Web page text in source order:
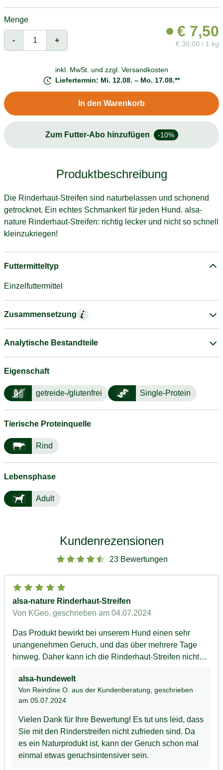
Menge
- +
€ 7,50
€ 30,00 / 1 kg
inkl. MwSt. und zzgl. Versandkosten
Liefertermin: Mi. 12.08. – Mo. 17.08.**
In den Warenkorb
Zum Futter-Abo hinzufügen -10%
Produktbeschreibung
Die Rinderhaut-Streifen sind naturbelassen und schonend
getrocknet. Ein echtes Schmankerl für jeden Hund. alsa-
nature Rinderhaut-Streifen: richtig lecker und nicht so schnell
kleinzukriegen!
Futtermitteltyp
Einzelfuttermittel
Zusammensetzung
Analytische Bestandteile
Eigenschaft
getreide-/glutenfrei Single-Protein
Tierische Proteinquelle
Rind
Lebensphase
Adult
Kundenrezensionen
23 Bewertungen
alsa-nature Rinderhaut-Streifen
Von KGeo, geschrieben am 04.07.2024
Das Produkt bewirkt bei unserem Hund einen sehr
unangenehmen Geruch, und das über mehrere Tage
hinweg. Daher kann ich die Rinderhaut-Streifen nicht
Fremdprodukt, das absolut Geruchsneutral ist. Schade
eigentlich, aber wenn man die Wohnung nicht mit einer
Geruchsbelastung haben will, dann leider nicht!
alsa-hundewelt
Von Reindine O. aus der Kundenberatung , geschrieben
am 05.07.2024
Vielen Dank für Ihre Bewertung! Es tut uns leid, dass
Sie mit den Rinderstreifen nicht zufrieden sind. Da
es ein Naturprodukt ist, kann der Geruch schon mal
einmal etwas geruchsintensiver sein.